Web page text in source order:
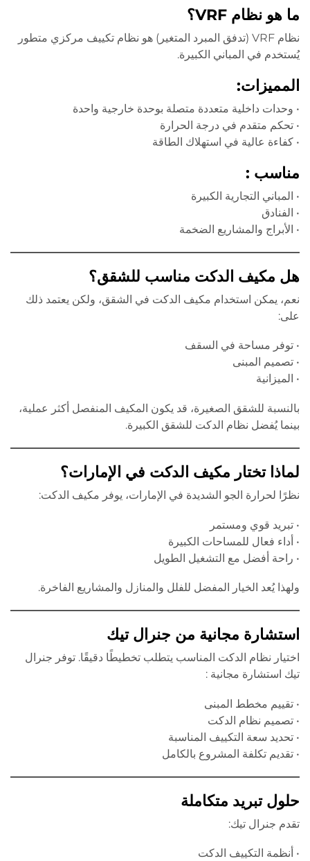
ما هو نظام ؟
نظام VRF (تدفق المبرد المتغير) هو نظام تكييف مركزي متطور
يُستخدم في المباني الكبيرة.
المميزات:
• وحدات داخلية متعددة متصلة بوحدة خارجية واحدة
• تحكم متقدم في درجة الحرارة
• كفاءة عالية في استهلاك الطاقة
مناسب :
• المباني التجارية الكبيرة
• الفنادق
• الأبراج والمشاريع الضخمة
هل مكيف الدكت مناسب للشقق؟
نعم، يمكن استخدام مكيف الدكت في الشقق، ولكن يعتمد ذلك
على:
• توفر مساحة في السقف
• تصميم المبنى
• الميزانية
بالنسبة للشقق الصغيرة، قد يكون المكيف المنفصل أكثر عملية،
بينما يُفضل نظام الدكت للشقق الكبيرة.
لماذا تختار مكيف الدكت في الإمارات؟
نظرًا لحرارة الجو الشديدة في الإمارات، يوفر مكيف الدكت:
• تبريد قوي ومستمر
• أداء فعال للمساحات الكبيرة
• راحة أفضل مع التشغيل الطويل
ولهذا يُعد الخيار المفضل للفلل والمنازل والمشاريع الفاخرة.
استشارة مجانية من جنرال تيك
اختيار نظام الدكت المناسب يتطلب تخطيطًا دقيقًا. توفر جنرال
تيك استشارة مجانية :
• تقييم مخطط المبنى
• تصميم نظام الدكت
• تحديد سعة التكييف المناسبة
• تقديم تكلفة المشروع بالكامل
حلول تبريد متكاملة
تقدم جنرال تيك:
• أنظمة التكييف الدكت